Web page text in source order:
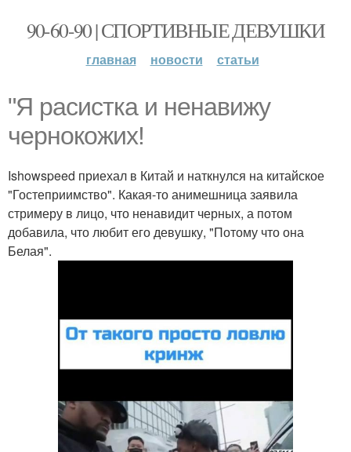
90-60-90 | СПОРТИВНЫЕ ДЕВУШКИ
главная новости статьи
"Я расистка и ненавижу
чернокожих!
Ishowspeed приехал в Китай и наткнулся на китайское
"Гостеприимство". Какая-то анимешница заявила
стримеру в лицо, что ненавидит черных, а потом
добавила, что любит его девушку, "Потому что она
Белая".